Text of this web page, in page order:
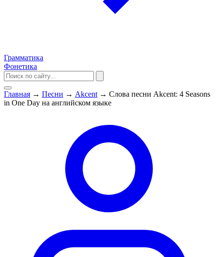
Грамматика
Фонетика
Главная → Песни → Akcent → Слова песни Akcent: 4 Seasons
in One Day на английском языке